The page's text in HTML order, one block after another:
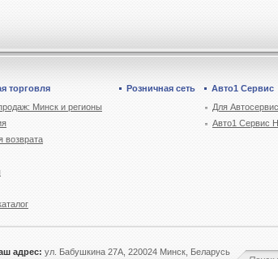
торговля
Минск и регионы
возврата
Розничная сеть
Авто1 Сервис
Для
Авто1 Сервис
адрес: ул. Бабушкина 27А, 220024 Минск, Беларусь